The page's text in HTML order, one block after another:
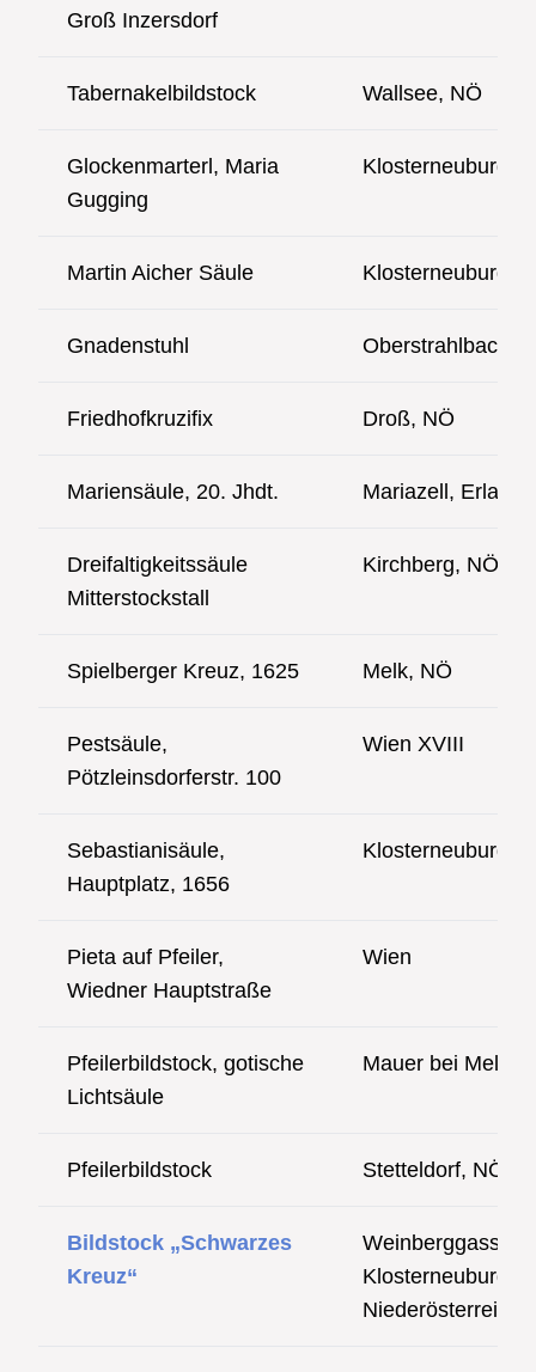
Groß Inzersdorf
Tabernakelbildstock Wallsee, NÖ
Glockenmarterl, Maria
Gugging
Klosterneuburg,
Martin Aicher Säule Klosterneuburg,
Gnadenstuhl Oberstrahlbach,
Friedhofkruzifix Droß, NÖ
Mariensäule, 20. Jhdt. Mariazell,
Dreifaltigkeitssäule
Mitterstockstall
Kirchberg, NÖ
Spielberger Kreuz, 1625 Melk, NÖ
Pestsäule,
Pötzleinsdorferstr. 100
Wien XVIII
Sebastianisäule,
Hauptplatz, 1656
Klosterneuburg,
Pieta auf Pfeiler,
Wiedner Hauptstraße
Wien
Pfeilerbildstock, gotische
Lichtsäule
Mauer bei Melk,
Pfeilerbildstock Stetteldorf, NÖ
Bildstock „Schwarzes
Kreuz“
Weinberggasse,
Klosterneuburg,
Niederösterreich